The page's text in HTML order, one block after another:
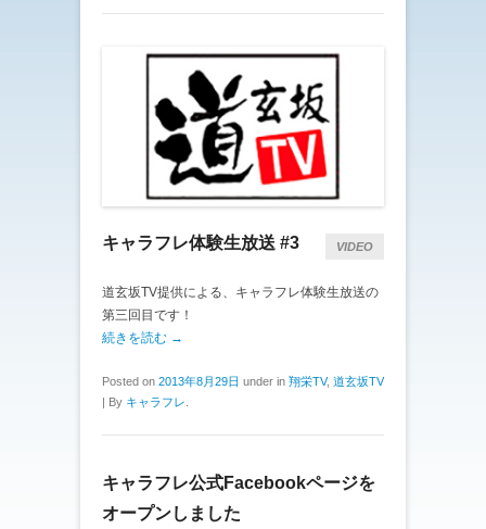
キャラフレ体験生放送 #3 VIDEO
道玄坂TV提供による、キャラフレ体験生放送の
第三回目です！
続きを読む →
Posted on 2013年8月29日 under in 翔栄TV, 道玄坂TV
By キャラフレ
キャラフレ公式Facebookページを
オープンしました